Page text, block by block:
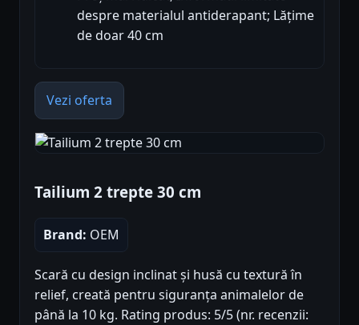
despre materialul antiderapant; Lățime
de doar 40 cm
Vezi oferta
Tailium 2 trepte 30 cm
Brand: OEM
Scară cu design inclinat și husă cu textură în
relief, creată pentru siguranța animalelor de
până la 10 kg. Rating produs: 5/5 (nr. recenzii: